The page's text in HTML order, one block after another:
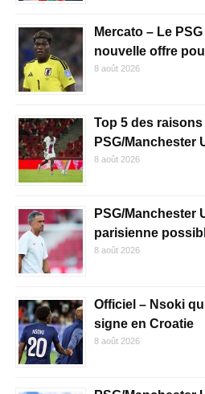
Mercato – Le
nouvelle offre
8 août 2026
Top 5 des
PSG/Manchester
8 août 2026
PSG/Manchester
parisienne
8 août 2026
Officiel – Nsoki
signe en Croatie
8 août 2026